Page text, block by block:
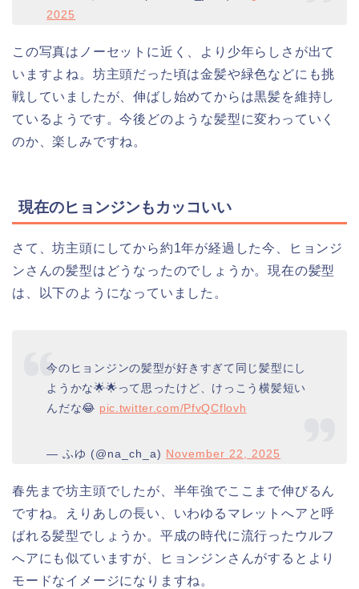
2025
この写真はノーセットに近く、より少年らしさが出て
いますよね。坊主頭だった頃は金髪や緑色などにも挑
戦していましたが、伸ばし始めてからは黒髪を維持し
ているようです。今後どのような髪型に変わっていく
のか、楽しみですね。
現在のヒョンジンもカッコいい
さて、坊主頭にしてから約1年が経過した今、ヒョンジ
ンさんの髪型はどうなったのでしょうか。現在の髪型
は、以下のようになっていました。
今のヒョンジンの髪型が好きすぎて同じ髪型にし
ようかな🌟🌟って思ったけど、けっこう横髪短い
んだな😂 pic.twitter.com/PfvQCflovh
— ふゆ (@na_ch_a) November 22, 2025
春先まで坊主頭でしたが、半年強でここまで伸びるん
ですね。えりあしの長い、いわゆるマレットへアと呼
ばれる髪型でしょうか。平成の時代に流行ったウルフ
へアにも似ていますが、ヒョンジンさんがするとより
モードなイメージになりますね。